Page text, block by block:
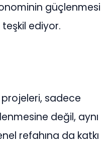
güçlenmesi
ediyor.
sadece
değil, aynı
refahına da katkı